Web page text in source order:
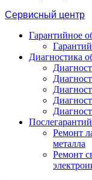
Сервисный центр
Гарантийное
Диагностика
Ремонт
металла
Ремонт